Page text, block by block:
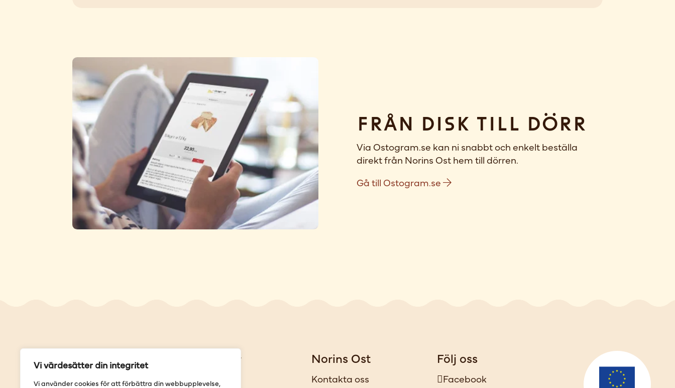
Vi värdesätter din integritet
Vi använder cookies för att förbättra din webbupplevelse,
Från disk till dörr
Via Ostogram.se kan ni snabbt och enkelt beställa
direkt från Norins Ost hem till dörren.
Gå till Ostogram.se
Genvägar
Våra butiker
Norins Ost
Kontakta oss
Följ oss
Facebook